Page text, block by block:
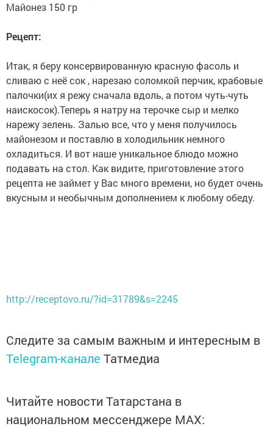
Майонез 150 гр
Рецепт:
Итак, я беру консервированную красную фасоль и
сливаю с неё сок , нарезаю соломкой перчик, крабовые
палочки(их я режу сначала вдоль, а потом чуть-чуть
наискосок).Теперь я натру на терочке сыр и мелко
нарежу зелень. Залью все, что у меня получилось
майонезом и поставлю в холодильник немного
охладиться. И вот наше уникальное блюдо можно
подавать на стол. Как видите, приготовление этого
рецепта не займет у Вас много времени, но будет очень
вкусным и необычным дополнением к любому обеду.
http://receptovo.ru/?id=31789&s=2245
Следите за самым важным и интересным в
Telegram-канале Татмедиа
Читайте новости Татарстана в
национальном мессенджере MАХ: